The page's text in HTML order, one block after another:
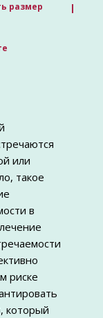
размер
или
такое
в
риске
который